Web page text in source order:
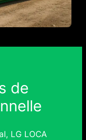
de
LG LOCA